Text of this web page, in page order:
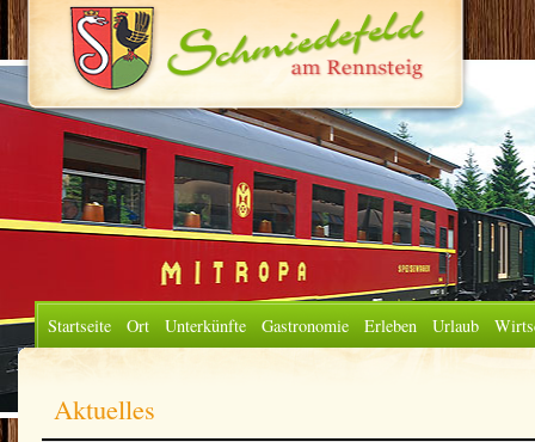
Startseite Ort Unterkünfte Gastronomie Erleben Urlaub
Aktuelles